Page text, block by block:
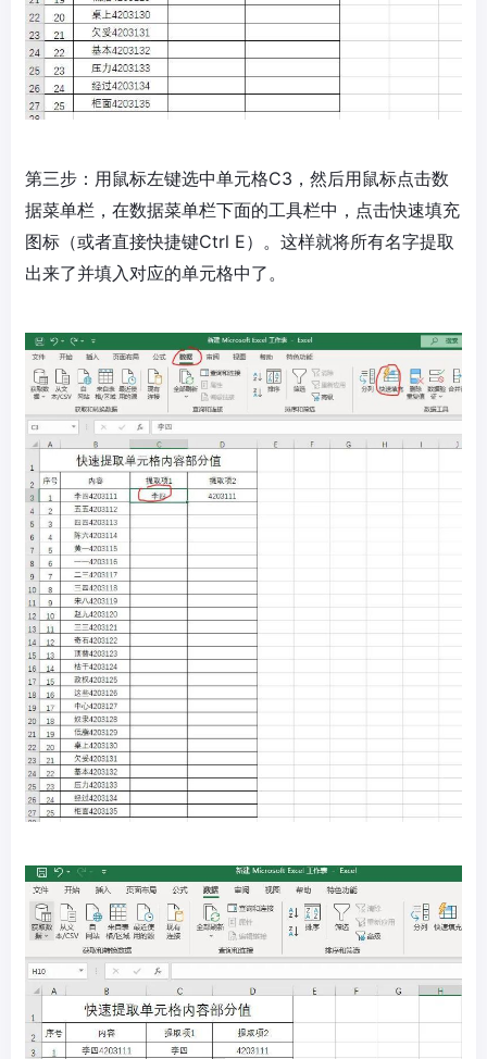
第三步：用鼠标左键选中单元格C3，然后用鼠标点击数
据菜单栏，在数据菜单栏下面的工具栏中，点击快速填充
图标（或者直接快捷键Ctrl E）。这样就将所有名字提取
出来了并填入对应的单元格中了。